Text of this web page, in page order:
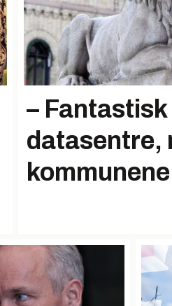
–
datasentre,
kommunene